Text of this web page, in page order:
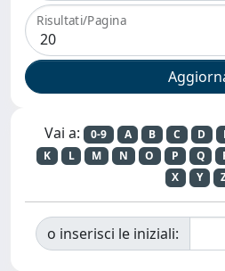
Risultati/Pagina
Vai a: 0-9 A B C D
K
L M N O P Q
X
Y
o inserisci le iniziali: